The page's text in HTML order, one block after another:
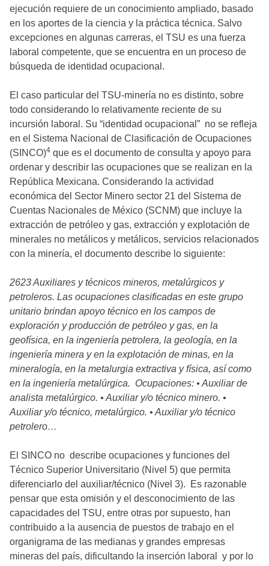
ejecución requiere de un conocimiento ampliado, basado
en los aportes de la ciencia y la práctica técnica. Salvo
excepciones en algunas carreras, el TSU es una fuerza
laboral competente, que se encuentra en un proceso de
búsqueda de identidad ocupacional.
El caso particular del TSU-minería no es distinto, sobre
todo considerando lo relativamente reciente de su
incursión laboral. Su “identidad ocupacional” no se refleja
en el Sistema Nacional de Clasificación de Ocupaciones
(SINCO)4 que es el documento de consulta y apoyo para
ordenar y describir las ocupaciones que se realizan en la
República Mexicana. Considerando la actividad
económica del Sector Minero sector 21 del Sistema de
Cuentas Nacionales de México (SCNM) que incluye la
extracción de petróleo y gas, extracción y explotación de
minerales no metálicos y metálicos, servicios relacionados
con la minería, el documento describe lo siguiente:
2623 Auxiliares y técnicos mineros, metalúrgicos y
petroleros. Las ocupaciones clasificadas en este grupo
unitario brindan apoyo técnico en los campos de
exploración y producción de petróleo y gas, en la
geofísica, en la ingeniería petrolera, la geología, en la
ingeniería minera y en la explotación de minas, en la
mineralogía, en la metalurgia extractiva y física, así como
en la ingeniería metalúrgica. Ocupaciones: • Auxiliar de
analista metalúrgico. • Auxiliar y/o técnico minero. •
Auxiliar y/o técnico, metalúrgico. • Auxiliar y/o técnico
petrolero…
El SINCO no describe ocupaciones y funciones del
Técnico Superior Universitario (Nivel 5) que permita
diferenciarlo del auxiliar/técnico (Nivel 3). Es razonable
pensar que esta omisión y el desconocimiento de las
capacidades del TSU, entre otras por supuesto, han
contribuido a la ausencia de puestos de trabajo en el
organigrama de las medianas y grandes empresas
mineras del país, dificultando la inserción laboral y por lo